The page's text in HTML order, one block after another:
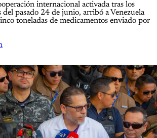
internacional activada tras los
del pasado 24 de junio, arribó a Venezuela
toneladas de medicamentos enviado por